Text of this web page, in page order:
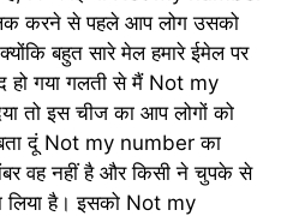
करने से पहले आप लोग उसको
बहुत सारे मेल हमारे ईमेल पर
हो गया गलती से मैं Not my
तो इस चीज का आप लोगों को
दूं Not my number का
वह नहीं है और किसी ने चुपके से
लिया है। इसको Not my